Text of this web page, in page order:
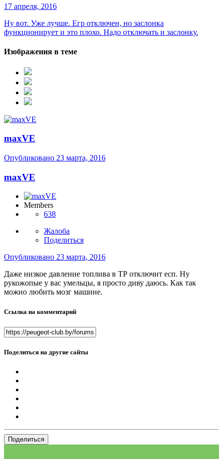
17 апреля, 2016
Ну вот. Уже лучше. Егр отключен, но заслонка
функционирует и это плохо. Надо отключать и заслонку.
Изображения в теме
maxVE
Опубликовано 23 марта, 2016
maxVE
Members
638
Жалоба
Поделиться
Опубликовано 23 марта, 2016
Даже низкое давление топлива в ТР отключит есп. Ну
рукожопые у вас умельцы, я просто диву даюсь. Как так
можно любить мозг машине.
Ссылка на комментарий
Поделиться на другие сайты
Поделиться